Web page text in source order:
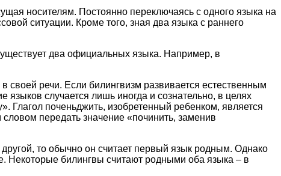
носителям. Постоянно переключаясь с одного языка на
ситуации. Кроме того, зная два языка с раннего
два официальных языка. Например, в
своей речи. Если билингвизм развивается естественным
случается лишь иногда и сознательно, в целях
поченьджить, изобретенный ребенком, является
передать значение «починить, заменив
то обычно он считает первый язык родным. Однако
Некоторые билингвы считают родными оба языка – в